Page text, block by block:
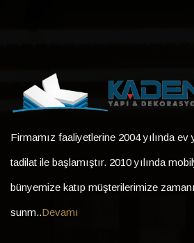
Firmamız faaliyetlerine 2004 yılında
tadilat ile başlamıştır. 2010 yılında
bünyemize katıp müşterilerimize
sunm..Devamı